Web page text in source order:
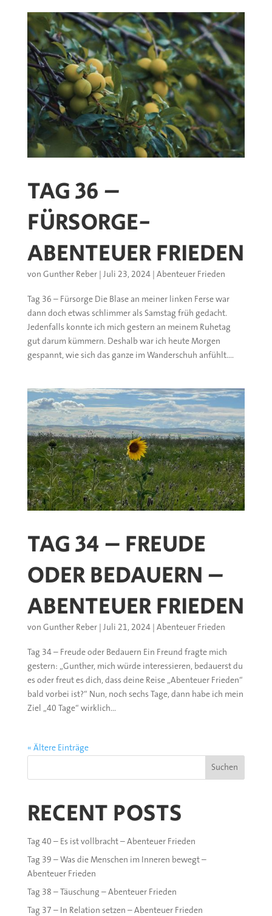
TAG 36 –
FÜRSORGE-
ABENTEUER FRIEDEN
von Gunther Reber| Juli 23, 2024| Abenteuer Frieden
Tag 36 – Fürsorge Die Blase an meiner linken Ferse war
dann doch etwas schlimmer als Samstag früh gedacht.
Jedenfalls konnte ich mich gestern an meinem Ruhetag
gut darum kümmern. Deshalb war ich heute Morgen
gespannt, wie sich das ganze im Wanderschuh anfühlt....
TAG 34 – FREUDE
ODER BEDAUERN –
ABENTEUER FRIEDEN
von Gunther Reber| Juli 21, 2024| Abenteuer Frieden
Tag 34 – Freude oder Bedauern Ein Freund fragte mich
gestern: „Gunther, mich würde interessieren, bedauerst du
es oder freut es dich, dass deine Reise „Abenteuer Frieden“
bald vorbei ist?“ Nun, noch sechs Tage, dann habe ich mein
Ziel „40 Tage“ wirklich...
« Ältere Einträge
Suchen
RECENT POSTS
Tag 40 – Es ist vollbracht – Abenteuer Frieden
Tag 39 – Was die Menschen im Inneren bewegt –
Abenteuer Frieden
Tag 38 – Täuschung – Abenteuer Frieden
Tag 37 – In Relation setzen – Abenteuer Frieden